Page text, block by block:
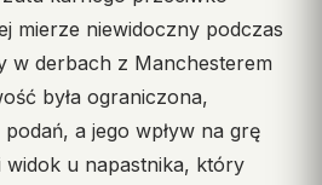
mierze niewidoczny podczas
w derbach z Manchesterem
była ograniczona,
a jego wpływ na grę
widok u napastnika, który